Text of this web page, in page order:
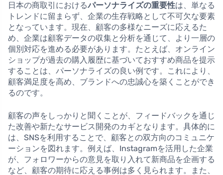
日本の商取引におけるパーソナライズの重要性は、単なる
トレンドに留まらず、企業の生存戦略として不可欠な要素
となっています。現在、顧客の多様なニーズに応えるた
め、企業は顧客データの収集と分析を通じて、より一層の
個別対応を進める必要があります。たとえば、オンライン
ショップが過去の購入履歴に基づいておすすめ商品を提示
することは、パーソナライズの良い例です。これにより、
顧客満足度を高め、ブランドへの忠誠心を築くことができ
るのです。
顧客の声をしっかりと聞くことが、フィードバックを通じ
た改善や新たなサービス開発のカギとなります。具体的に
は、SNSを利用することで、顧客との双方向のコミュニケ
ーションを図れます。例えば、Instagramを活用した企業
が、フォロワーからの意見を取り入れて新商品を企画する
など、顧客の期待に応える事例は多く見られます。また、